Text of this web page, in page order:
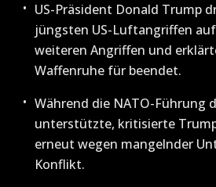
US-Präsident Donald Trump
jüngsten US-Luftangriffen
weiteren Angriffen und
Waffenruhe für beendet.
Während die NATO-Führung
unterstützte, kritisierte
erneut wegen mangelnder
Konflikt.